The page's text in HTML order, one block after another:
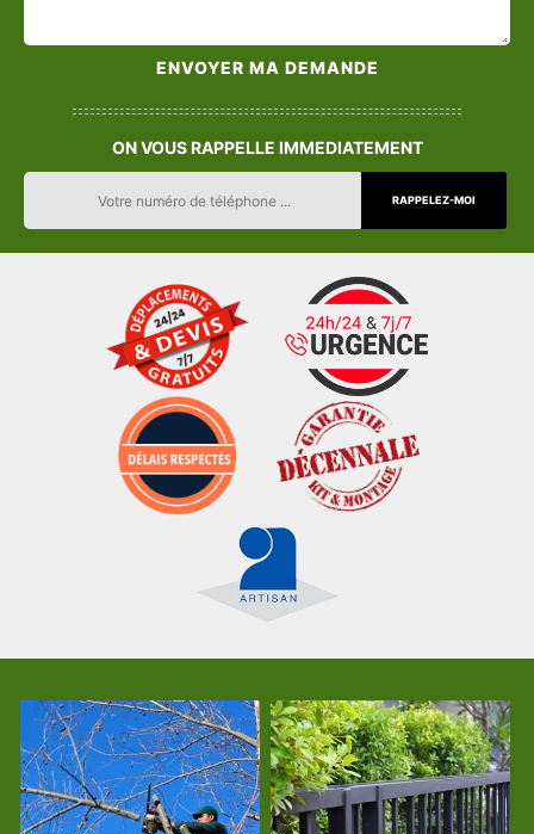
ON VOUS RAPPELLE IMMEDIATEMENT